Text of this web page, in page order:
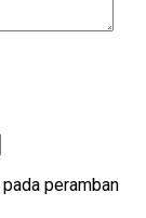
peramban